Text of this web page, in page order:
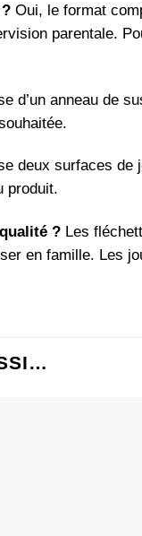
Oui, le format
parentale.
d’un anneau de
deux surfaces
produit.
? Les
en famille. Les